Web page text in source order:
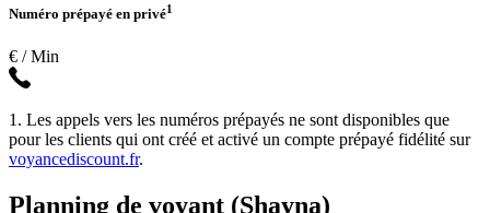
Numéro prépayé en privé1
€ / Min
1. Les appels vers les numéros prépayés ne sont disponibles que
pour les clients qui ont créé et activé un compte prépayé fidélité sur
voyancediscount.fr.
Planning de voyant (Shayna)